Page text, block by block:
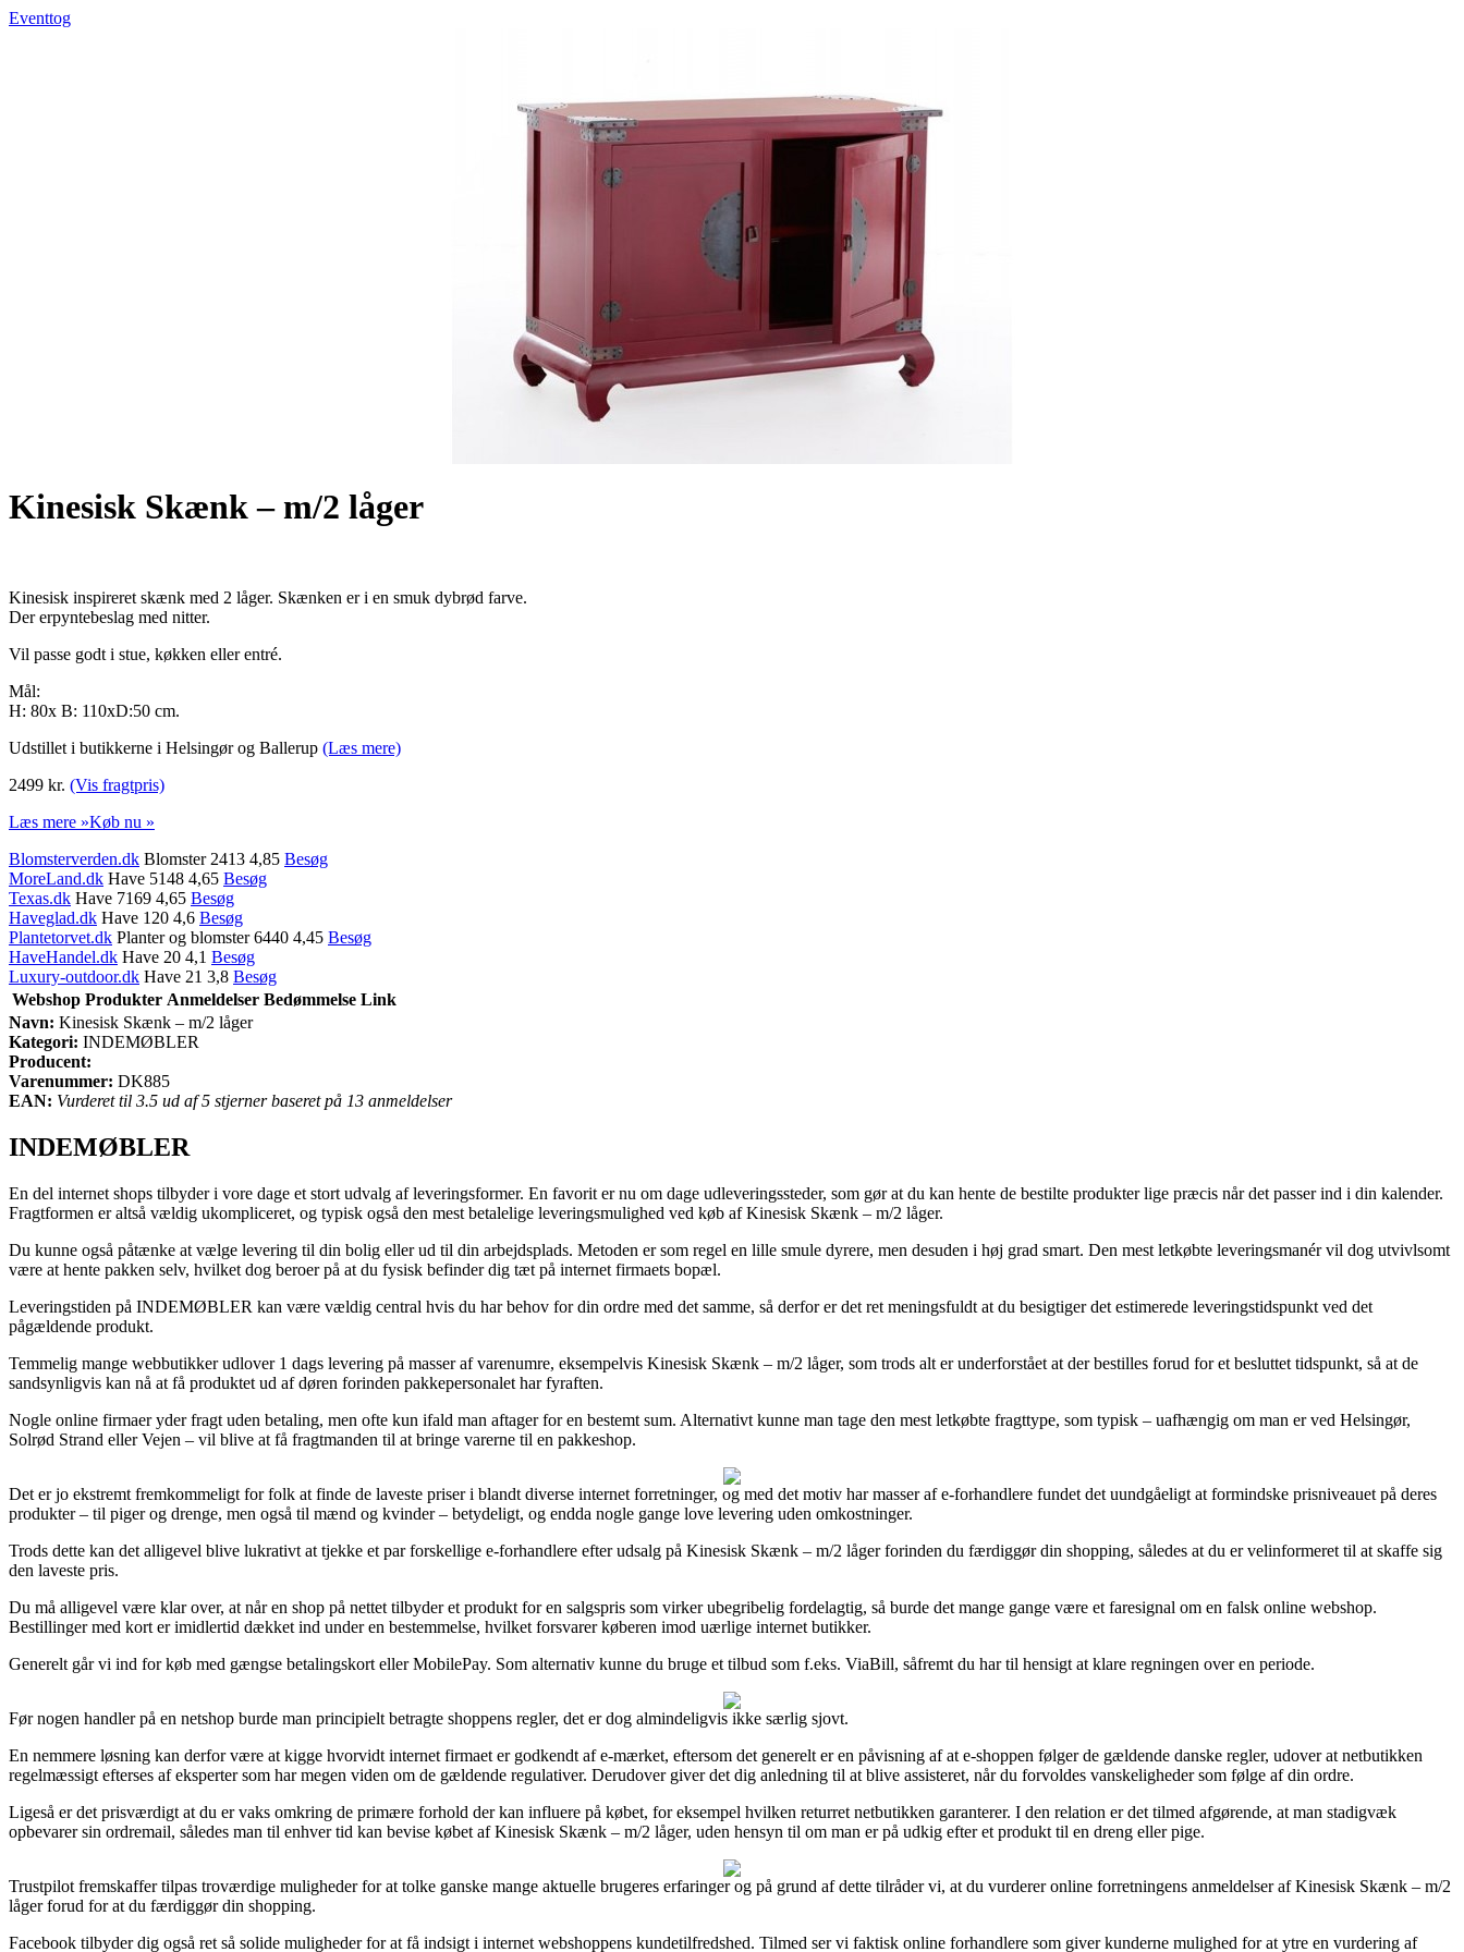
Eventtog
Kinesisk Skænk – m/2 låger
Kinesisk inspireret skænk med 2 låger. Skænken er i en smuk dybrød farve.
Der erpyntebeslag med nitter.
Vil passe godt i stue, køkken eller entré.
Mål:
H: 80x B: 110xD:50 cm.
Udstillet i butikkerne i Helsingør og Ballerup (Læs mere)
2499 kr. (Vis fragtpris)
Læs mere »Køb nu »
Blomsterverden.dk Blomster 2413 4,85 Besøg
MoreLand.dk Have 5148 4,65 Besøg
Texas.dk Have 7169 4,65 Besøg
Haveglad.dk Have 120 4,6 Besøg
Plantetorvet.dk Planter og blomster 6440 4,45 Besøg
HaveHandel.dk Have 20 4,1 Besøg
Luxury-outdoor.dk Have 21 3,8 Besøg
Webshop Produkter Anmeldelser Bedømmelse Link
Navn: Kinesisk Skænk – m/2 låger
Kategori: INDEMØBLER
Producent:
Varenummer: DK885
EAN: Vurderet til 3.5 ud af 5 stjerner baseret på 13 anmeldelser
INDEMØBLER
En del internet shops tilbyder i vore dage et stort udvalg af leveringsformer. En favorit er nu om dage udleveringssteder, som gør at du kan hente de bestilte produkter lige præcis når det passer ind i din kalender.
Fragtformen er altså vældig ukompliceret, og typisk også den mest betalelige leveringsmulighed ved køb af Kinesisk Skænk – m/2 låger.
Du kunne også påtænke at vælge levering til din bolig eller ud til din arbejdsplads. Metoden er som regel en lille smule dyrere, men desuden i høj grad smart. Den mest letkøbte leveringsmanér vil dog utvivlsomt
være at hente pakken selv, hvilket dog beroer på at du fysisk befinder dig tæt på internet firmaets bopæl.
Leveringstiden på INDEMØBLER kan være vældig central hvis du har behov for din ordre med det samme, så derfor er det ret meningsfuldt at du besigtiger det estimerede leveringstidspunkt ved det
pågældende produkt.
Temmelig mange webbutikker udlover 1 dags levering på masser af varenumre, eksempelvis Kinesisk Skænk – m/2 låger, som trods alt er underforstået at der bestilles forud for et besluttet tidspunkt, så at de
sandsynligvis kan nå at få produktet ud af døren forinden pakkepersonalet har fyraften.
Nogle online firmaer yder fragt uden betaling, men ofte kun ifald man aftager for en bestemt sum. Alternativt kunne man tage den mest letkøbte fragttype, som typisk – uafhængig om man er ved Helsingør,
Solrød Strand eller Vejen – vil blive at få fragtmanden til at bringe varerne til en pakkeshop.
Det er jo ekstremt fremkommeligt for folk at finde de laveste priser i blandt diverse internet forretninger, og med det motiv har masser af e-forhandlere fundet det uundgåeligt at formindske prisniveauet på deres
produkter – til piger og drenge, men også til mænd og kvinder – betydeligt, og endda nogle gange love levering uden omkostninger.
Trods dette kan det alligevel blive lukrativt at tjekke et par forskellige e-forhandlere efter udsalg på Kinesisk Skænk – m/2 låger forinden du færdiggør din shopping, således at du er velinformeret til at skaffe sig
den laveste pris.
Du må alligevel være klar over, at når en shop på nettet tilbyder et produkt for en salgspris som virker ubegribelig fordelagtig, så burde det mange gange være et faresignal om en falsk online webshop.
Bestillinger med kort er imidlertid dækket ind under en bestemmelse, hvilket forsvarer køberen imod uærlige internet butikker.
Generelt går vi ind for køb med gængse betalingskort eller MobilePay. Som alternativ kunne du bruge et tilbud som f.eks. ViaBill, såfremt du har til hensigt at klare regningen over en periode.
Før nogen handler på en netshop burde man principielt betragte shoppens regler, det er dog almindeligvis ikke særlig sjovt.
En nemmere løsning kan derfor være at kigge hvorvidt internet firmaet er godkendt af e-mærket, eftersom det generelt er en påvisning af at e-shoppen følger de gældende danske regler, udover at netbutikken
regelmæssigt efterses af eksperter som har megen viden om de gældende regulativer. Derudover giver det dig anledning til at blive assisteret, når du forvoldes vanskeligheder som følge af din ordre.
Ligeså er det prisværdigt at du er vaks omkring de primære forhold der kan influere på købet, for eksempel hvilken returret netbutikken garanterer. I den relation er det tilmed afgørende, at man stadigvæk
opbevarer sin ordremail, således man til enhver tid kan bevise købet af Kinesisk Skænk – m/2 låger, uden hensyn til om man er på udkig efter et produkt til en dreng eller pige.
Trustpilot fremskaffer tilpas troværdige muligheder for at tolke ganske mange aktuelle brugeres erfaringer og på grund af dette tilråder vi, at du vurderer online forretningens anmeldelser af Kinesisk Skænk – m/2
låger forud for at du færdiggør din shopping.
Facebook tilbyder dig også ret så solide muligheder for at få indsigt i internet webshoppens kundetilfredshed. Tilmed ser vi faktisk online forhandlere som giver kunderne mulighed for at ytre en vurdering af